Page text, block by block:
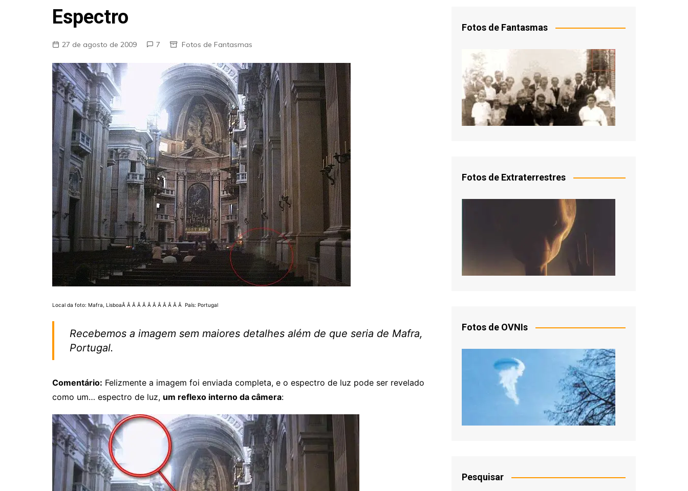
Pareidolia
Espectro
27 de agosto de 2009 7 Fotos de Fantasmas
Local da foto: Mafra, LisboaÂ Â Â Â Â Â Â Â Â Â Â Â País: Portugal
Recebemos a imagem sem maiores detalhes além de que seria de Mafra,
Portugal.
Comentário: Felizmente a imagem foi enviada completa, e o espectro de luz pode ser revelado
como um… espectro de luz, um reflexo interno da câmera:
Fotos de Fantasmas
Fotos de Extraterrestres
Fotos de OVNIs
Pesquisar